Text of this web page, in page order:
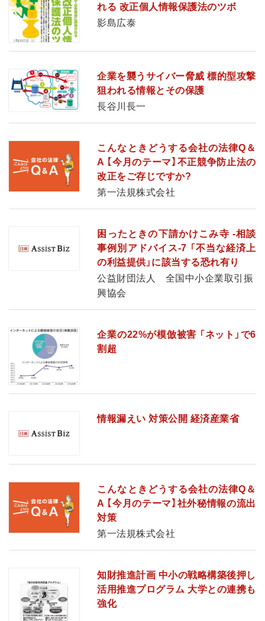
れる 改正個人情報保護法のツボ
影島広泰
企業を襲うサイバー脅威 標的型攻撃
狙われる情報とその保護
長谷川長一
こんなときどうする会社の法律Q＆
A 【今月のテーマ】不正競争防止法の
改正をご存じですか?
第一法規株式会社
困ったときの下請かけこみ寺 ‐相談
事例別アドバイス‐7 「不当な経済上
の利益提供」に該当する恐れ有り
公益財団法人 全国中小企業取引振
興協会
企業の22%が模倣被害 「ネット」で6
割超
情報漏えい 対策公開 経済産業省
こんなときどうする会社の法律Q＆
A 【今月のテーマ】社外秘情報の流出
対策
第一法規株式会社
知財推進計画 中小の戦略構築後押し
活用推進プログラム 大学との連携も
強化